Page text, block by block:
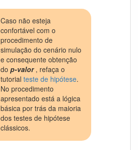
Caso não esteja
confortável com o
procedimento de
simulação do cenário nulo
e consequente obtenção
do p-valor, refaça o
tutorial teste de hipótese.
No procedimento
apresentado está a lógica
básica por trás da maioria
dos testes de hipótese
clássicos.